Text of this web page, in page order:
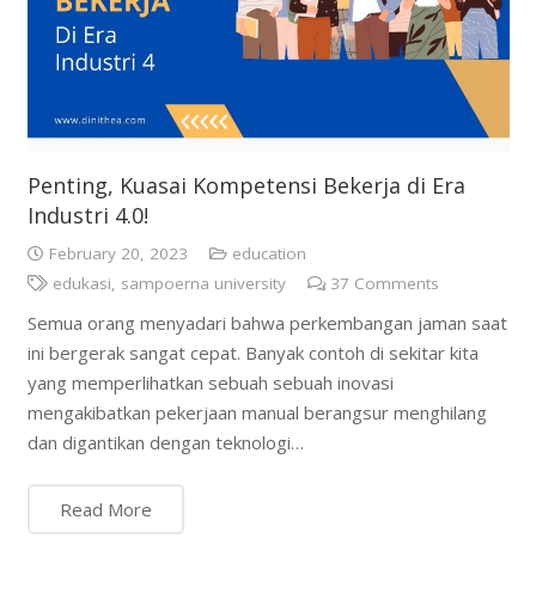
Penting, Kuasai Kompetensi Bekerja di Era
Industri 4.0!
February 20, 2023
education
edukasi, sampoerna university 37 Comments
Semua orang menyadari bahwa perkembangan jaman saat
ini bergerak sangat cepat. Banyak contoh di sekitar kita
yang memperlihatkan sebuah sebuah inovasi
mengakibatkan pekerjaan manual berangsur menghilang
dan digantikan dengan teknologi…
Read More